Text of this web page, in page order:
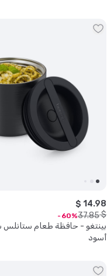
بينتغو - حافظة طعام
أسود
$ 14.98
$
37.85
60